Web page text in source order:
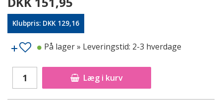
Klubpris: DKK 129,16
Læg i kurv
På lager» Leveringstid: 2-3 hverdage